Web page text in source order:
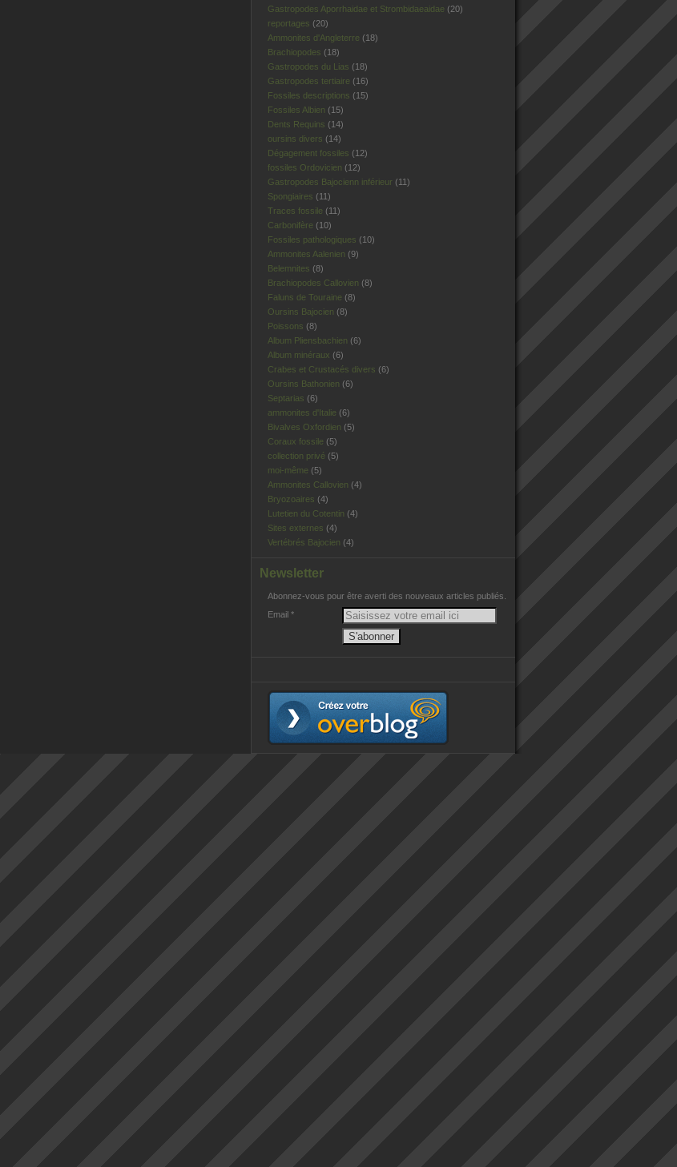
Gastropodes Aporrhaidae et Strombidaeaidae (20)
reportages (20)
Ammonites d'Angleterre (18)
Brachiopodes (18)
Gastropodes du Lias (18)
Gastropodes tertiaire (16)
Fossiles descriptions (15)
Fossiles Albien (15)
Dents Requins (14)
oursins divers (14)
Dégagement fossiles (12)
fossiles Ordovicien (12)
Gastropodes Bajocienn inférieur (11)
Spongiaires (11)
Traces fossile (11)
Carbonifère (10)
Fossiles pathologiques (10)
Ammonites Aalenien (9)
Belemnites (8)
Brachiopodes Callovien (8)
Faluns de Touraine (8)
Oursins Bajocien (8)
Poissons (8)
Album Pliensbachien (6)
Album minéraux (6)
Crabes et Crustacés divers (6)
Oursins Bathonien (6)
Septarias (6)
ammonites d'Italie (6)
Bivalves Oxfordien (5)
Coraux fossile (5)
collection privé (5)
moi-même (5)
Ammonites Callovien (4)
Bryozoaires (4)
Lutetien du Cotentin (4)
Sites externes (4)
Vertébrés Bajocien (4)
Newsletter
Abonnez-vous pour être averti des nouveaux articles publiés.
Email